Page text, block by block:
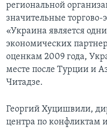
региональной
значительные
«Украина является
экономических
оценкам 2009 года,
месте после Турции и
Читадзе.
Георгий Хуцишвили,
центра по конфликтам